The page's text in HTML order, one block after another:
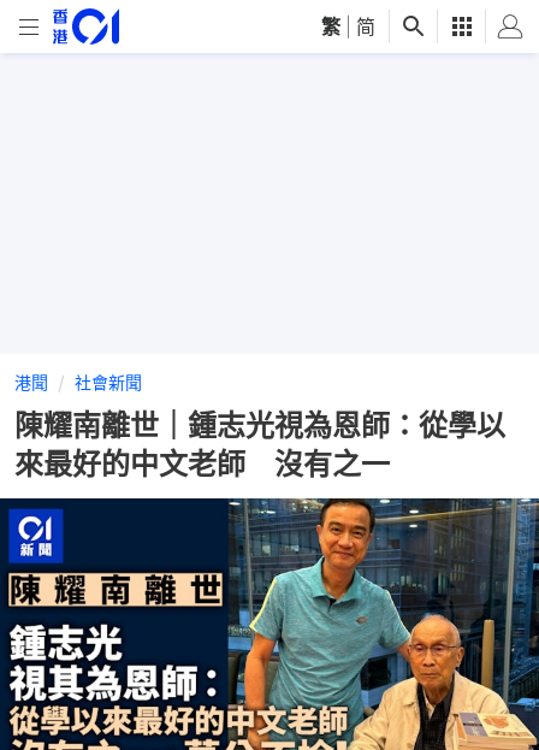
繁 简
港聞 社會新聞
陳耀南離世｜鍾志光視為恩師：從學以
來最好的中文老師 沒有之一